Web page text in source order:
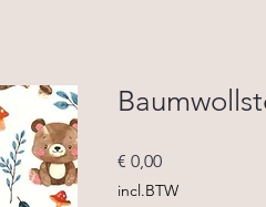
€ 0,00Prijs
incl.BTW